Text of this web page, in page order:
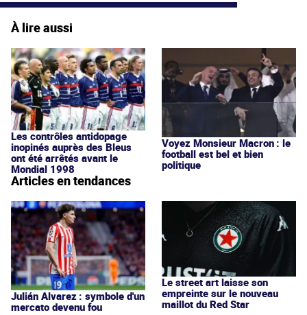
À lire aussi
Les contrôles antidopage
inopinés auprès des Bleus
ont été arrêtés avant le
Mondial 1998
Voyez Monsieur Macron : le
football est bel et bien
politique
Articles en tendances
Julián Alvarez : symbole d'un
mercato devenu fou
Le street art laisse son
empreinte sur le nouveau
maillot du Red Star